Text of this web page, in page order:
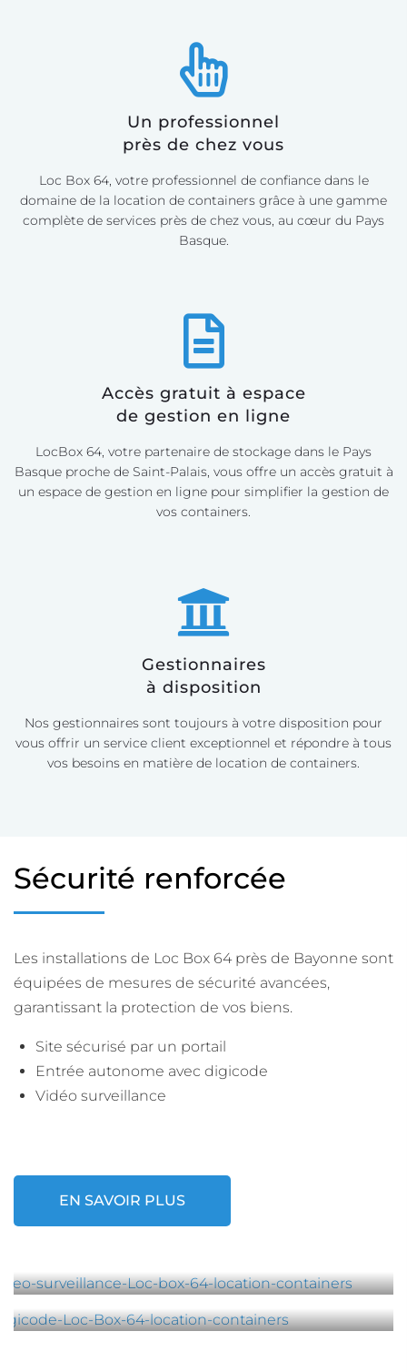
Un professionnel
près de chez vous
Loc Box 64, votre professionnel de confiance dans le
domaine de la location de containers grâce à une gamme
complète de services près de chez vous, au cœur du Pays
Basque.
Accès gratuit à espace
de gestion en ligne
LocBox 64, votre partenaire de stockage dans le Pays
Basque proche de Saint-Palais, vous offre un accès gratuit à
un espace de gestion en ligne pour simplifier la gestion de
vos containers.
Gestionnaires
à disposition
Nos gestionnaires sont toujours à votre disposition pour
vous offrir un service client exceptionnel et répondre à tous
vos besoins en matière de location de containers.
Sécurité renforcée
Les installations de Loc Box 64 près de Bayonne sont
équipées de mesures de sécurité avancées,
garantissant la protection de vos biens.
Site sécurisé par un portail
Entrée autonome avec digicode
Vidéo surveillance
EN SAVOIR PLUS